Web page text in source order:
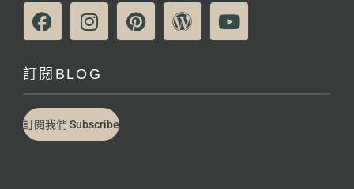
訂閱BLOG
訂閱我們 Subscribe